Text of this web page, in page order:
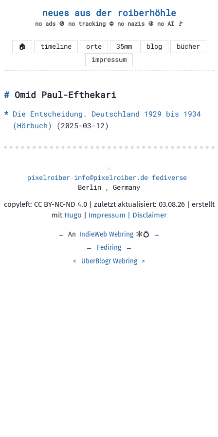
neues aus der roiberhöhle
no ads 🚫 no tracking ⛔ no nazis 🚯 no AI 🚩
🏠 timeline orte 35mm blog
bücher
impressum
Omid Paul-Efthekari
Die Entscheidung. Deutschland 1929 bis 1934
(Hörbuch) (2025-03-12)
pixelroiber· info@pixelroiber.de· fediverse·
Berlin , Germany
copyleft: CC BY-NC-ND 4.0 | zuletzt aktualisiert: 03.08.26 | erstellt
mit Hugo | Impressum | Disclaimer
← An IndieWeb Webring 🕸💍
→
←
Fediring
→
<
UberBlogr Webring >